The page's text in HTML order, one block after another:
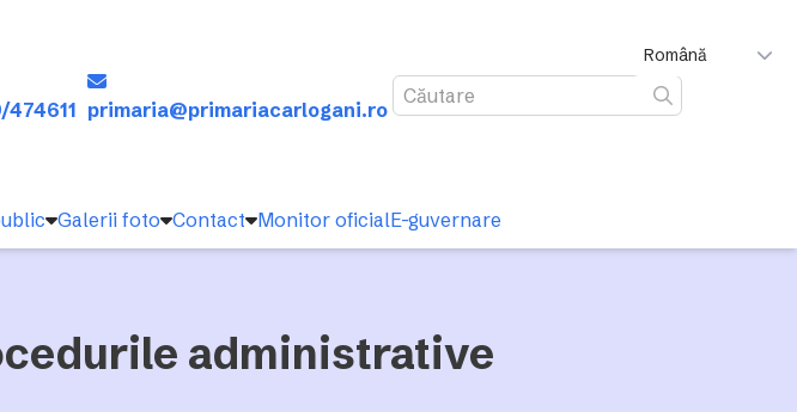
474611 primaria@primariacarlogani.ro Caută
Română
Galerii foto Contact Monitor oficialE-guvernare
administrative